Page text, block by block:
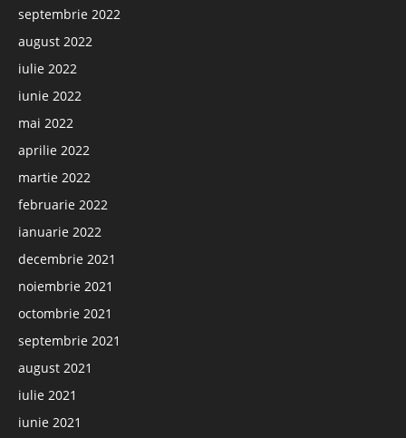
septembrie 2022
august 2022
iulie 2022
iunie 2022
mai 2022
aprilie 2022
martie 2022
februarie 2022
ianuarie 2022
decembrie 2021
noiembrie 2021
octombrie 2021
septembrie 2021
august 2021
iulie 2021
iunie 2021